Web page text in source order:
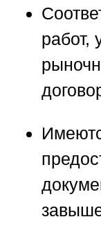
работ,